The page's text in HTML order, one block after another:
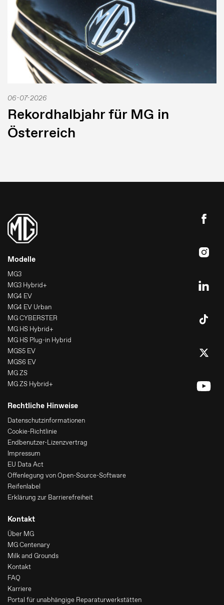
06-07-2026
Rekordhalbjahr für MG in
Österreich
Modelle
MG3
MG3 Hybrid+
MG4 EV
MG4 EV Urban
MG CYBERSTER
MG HS Hybrid+
MG HS Plug-in Hybrid
MGS5 EV
MGS6 EV
MG ZS
MG ZS Hybrid+
Rechtliche Hinweise
Datenschutzinformationen
Cookie-Richtlinie
Endbenutzer-Lizenzvertrag
Impressum
EU Data Act
Offenlegung von Open-Source-Software
Reifenlabel
Erklärung zur Barrierefreiheit
Kontakt
Über MG
MG Centenary
Milk and Grounds
Kontakt
FAQ
Karriere
Portal für unabhängige Reparaturwerkstätten